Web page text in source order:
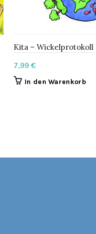
Kita – Wickelprotokoll
7,99 €
In den Warenkorb